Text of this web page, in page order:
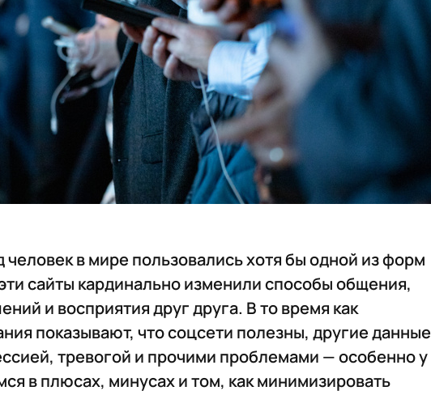
в мире пользовались хотя бы одной из форм
сайты кардинально изменили способы общения,
и восприятия друг друга. В то время как
показывают, что соцсети полезны, другие данные
тревогой и прочими проблемами — особенно у
в плюсах, минусах и том, как минимизировать